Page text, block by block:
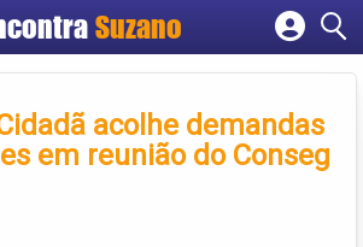
Suzano
Cadastrar empresa
Criar conta
acolhe demandas
em reunião do Conseg